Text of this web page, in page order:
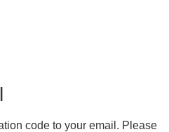
code to your email. Please